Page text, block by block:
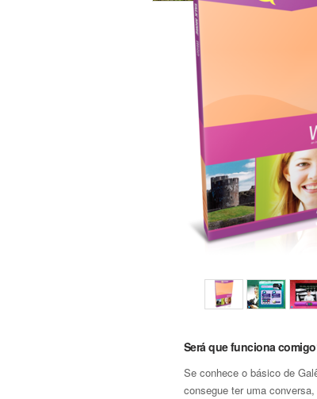
Será que funciona
Se conhece o básico de
consegue ter uma